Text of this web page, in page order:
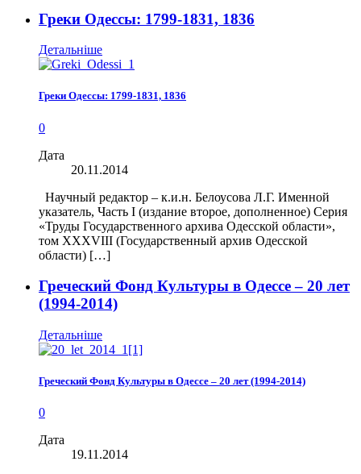
Греки Одессы: 1799-1831, 1836
Детальніше
Греки Одессы: 1799-1831, 1836
0
Дата
20.11.2014
Научный редактор – к.и.н. Белоусова Л.Г. Именной
указатель, Часть I (издание второе, дополненное) Серия
«Труды Государственного архива Одесской области»,
том XXXVIII (Государственный архив Одесской
области) […]
Греческий Фонд Культуры в Одессе – 20 лет
(1994-2014)
Детальніше
Греческий Фонд Культуры в Одессе – 20 лет (1994-2014)
0
Дата
19.11.2014